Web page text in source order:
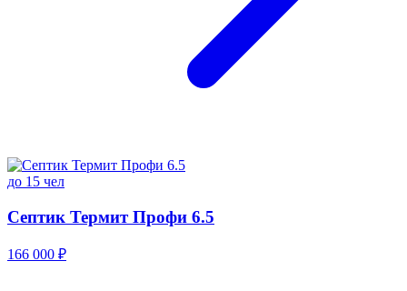
до 15 чел
Септик Термит Профи 6.5
166 000 ₽